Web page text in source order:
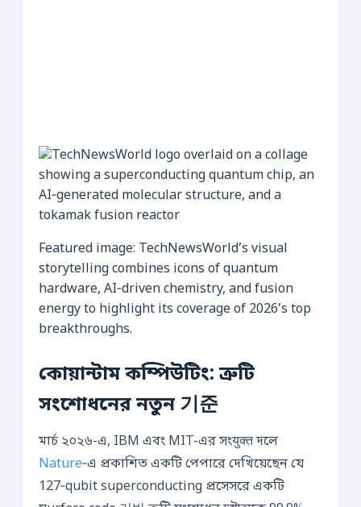
Featured image: TechNewsWorld’s visual
storytelling combines icons of quantum
hardware, AI‑driven chemistry, and fusion
energy to highlight its coverage of 2026’s top
breakthroughs.
কোয়ান্টাম কম্পিউটিং: ত্রুটি
সংশোধনের নতুন 기준
মার্চ ২০২৬-এ, IBM এবং MIT-এর সংयुक्त দলে
Nature‑এ প্রকাশিত একটি পেপারে দেখিয়েছেন যে
127‑qubit superconducting প্রসেসরে একটি